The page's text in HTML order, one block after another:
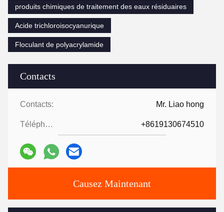
Contacts
Contacts: Mr. Liao hong
Téléphone: +8619130674510
Causez Maintenant
produits chimiques de traitement des eaux résiduaires
Acide trichloroisocyanurique
Floculant de polyacrylamide